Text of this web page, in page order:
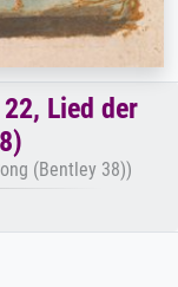
Lied der
(Bentley 38))